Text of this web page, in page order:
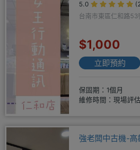
5.0
台南市東區仁和路53
$1,000
立即預約
保固期：1個月
維修時間：現場評估
強老闆中古機-高